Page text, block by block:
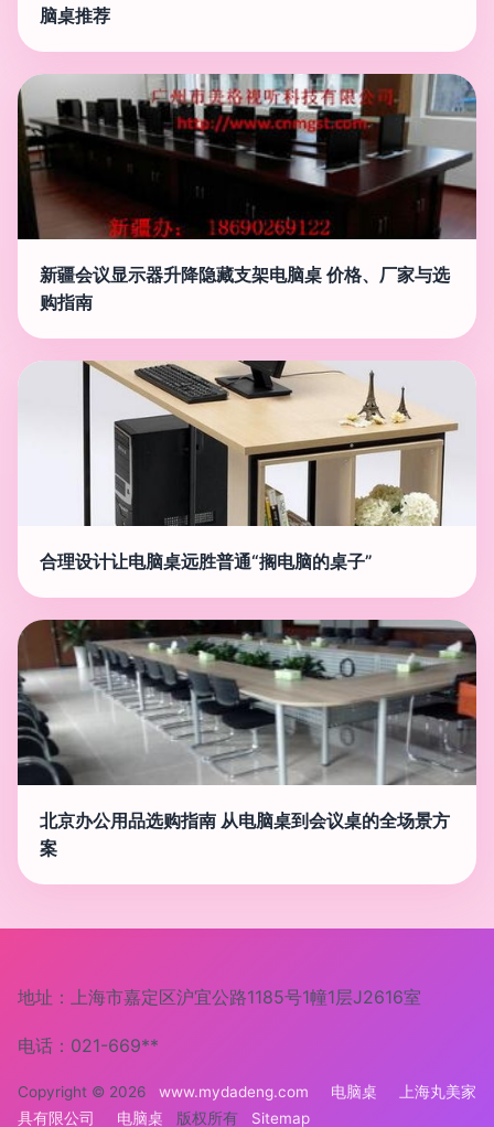
脑桌推荐
新疆会议显示器升降隐藏支架电脑桌 价格、厂家与选
购指南
合理设计让电脑桌远胜普通“搁电脑的桌子”
北京办公用品选购指南 从电脑桌到会议桌的全场景方
案
地址：上海市嘉定区沪宜公路1185号1幢1层J2616室
电话：021-669**
Copyright © 2026 www.mydadeng.com 电脑桌
上海丸美家
具有限公司
电脑桌 版权所有 Sitemap